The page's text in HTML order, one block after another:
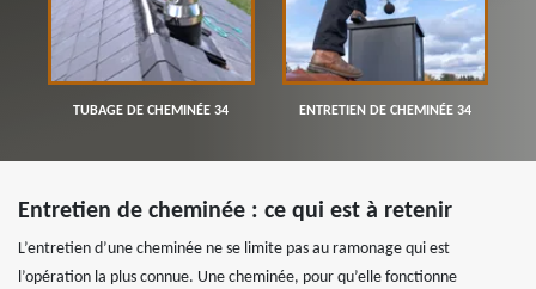
TUBAGE DE CHEMINÉE 34 ENTRETIEN DE CHEMINÉE 34
Entretien de cheminée : ce qui est à retenir
L’entretien d’une cheminée ne se limite pas au ramonage qui est
l’opération la plus connue. Une cheminée, pour qu’elle fonctionne